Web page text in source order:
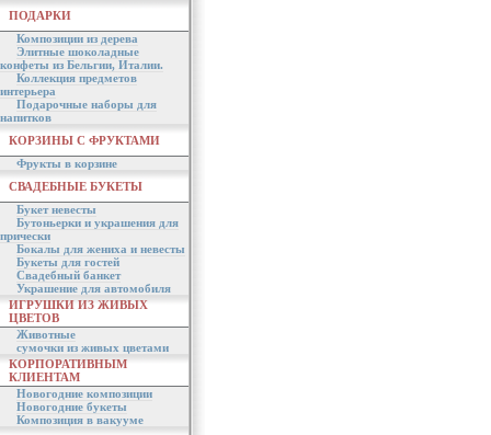
ПОДАРКИ
Композиции из дерева
Элитные шоколадные
конфеты из Бельгии, Италии.
Коллекция предметов
интерьера
Подарочные наборы для
напитков
КОРЗИНЫ С ФРУКТАМИ
Фрукты в корзине
СВАДЕБНЫЕ БУКЕТЫ
Букет невесты
Бутоньерки и украшения для
прически
Бокалы для жениха и невесты
Букеты для гостей
Свадебный банкет
Украшение для автомобиля
ИГРУШКИ ИЗ ЖИВЫХ
ЦВЕТОВ
Животные
сумочки из живых цветами
КОРПОРАТИВНЫМ
КЛИЕНТАМ
Новогодние композиции
Новогодние букеты
Композиция в вакууме